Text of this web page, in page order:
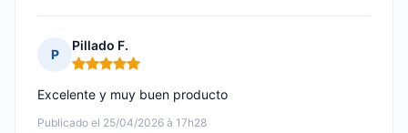
P
Pillado F.
Nota: 5 de 5
Publicado el 25/04/2026 à 17h28
Excelente y muy buen producto